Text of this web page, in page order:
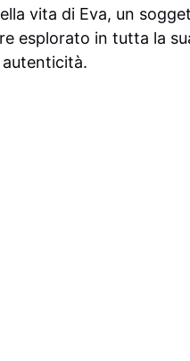
vita di Eva, un
esplorato in tutta la